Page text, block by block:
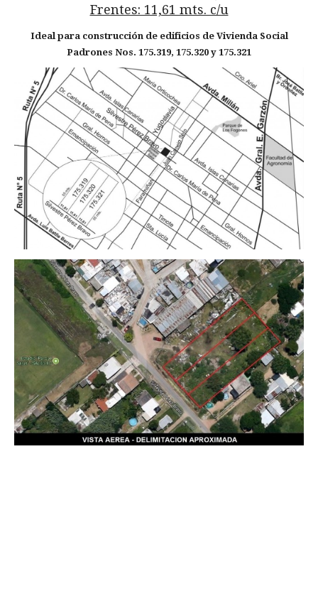
Frentes: 11,61 mts. c/u
Ideal para construcción de edificios de Vivienda Social
Padrones Nos. 175.319, 175.320 y 175.321